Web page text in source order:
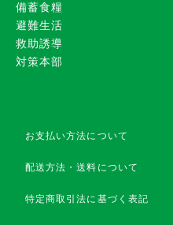
備蓄食糧
避難生活
救助誘導
対策本部
お支払い方法について
配送方法・送料について
特定商取引法に基づく表記